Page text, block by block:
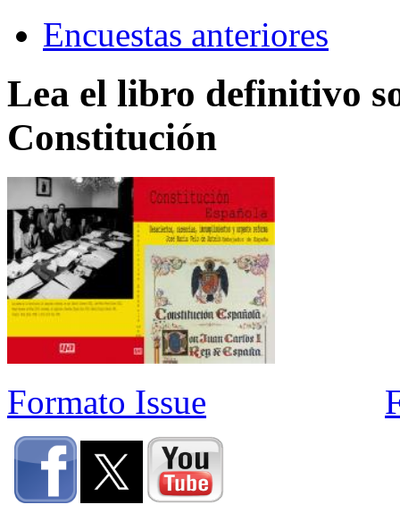
Encuestas anteriores
Lea el libro definitivo
Constitución
Formato Issue